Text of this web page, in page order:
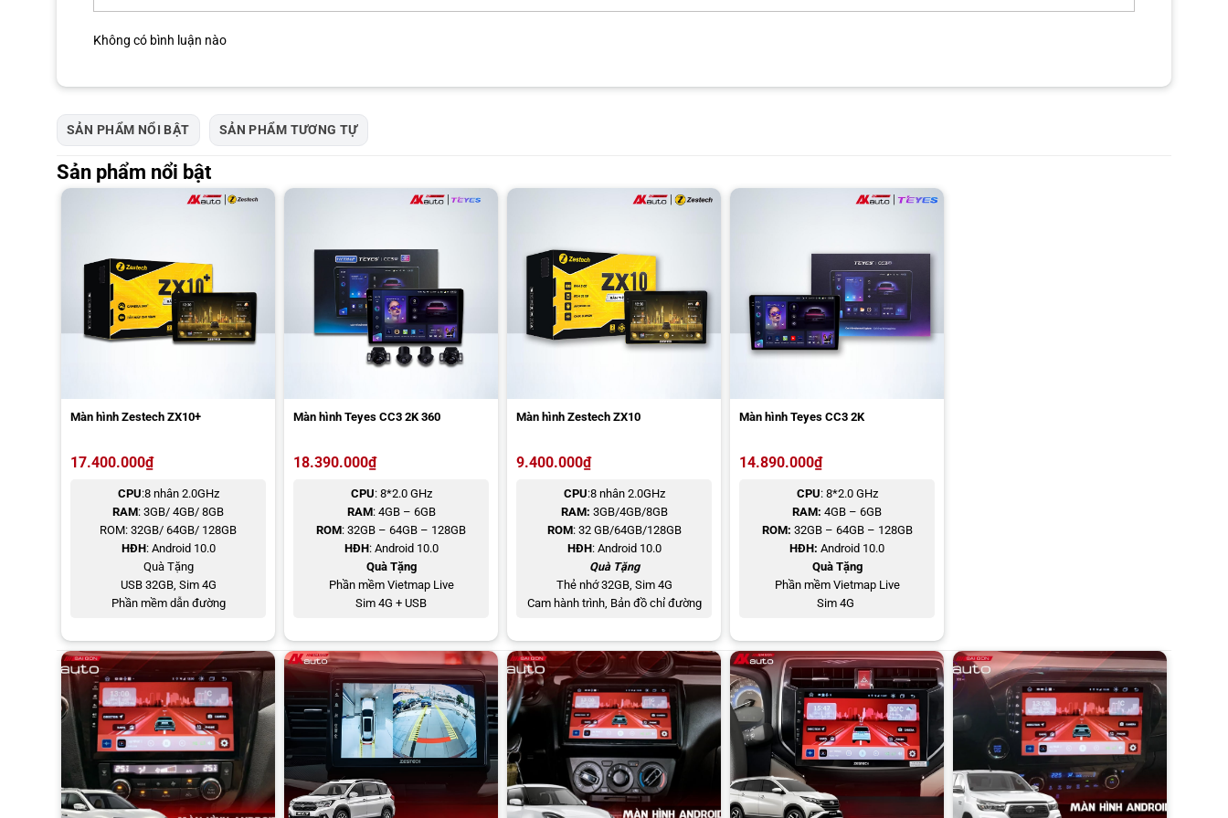
SẢN PHẨM NỔI BẬT SẢN PHẨM TƯƠNG TỰ
Sản phẩm nổi bật
Màn hình Zestech ZX10+
17.400.000₫
CPU:8 nhân 2.0GHz
RAM: 3GB/ 4GB/ 8GB
ROM: 32GB/ 64GB/ 128GB
HĐH: Android 10.0
Quà Tặng
USB 32GB, Sim 4G
Phần mềm dẫn đường
Màn hình Teyes CC3 2K 360
18.390.000₫
CPU: 8*2.0 GHz
RAM: 4GB – 6GB
ROM: 32GB – 64GB – 128GB
HĐH: Android 10.0
Quà Tặng
Phần mềm Vietmap Live
Sim 4G + USB
Màn hình Zestech ZX10
9.400.000₫
CPU:8 nhân 2.0GHz
RAM: 3GB/4GB/8GB
ROM: 32 GB/64GB/128GB
HĐH: Android 10.0
Quà Tặng
Thẻ nhớ 32GB, Sim 4G
Cam hành trình, Bản đồ chỉ đường
Màn hình Teyes CC3 2K
14.890.000₫
CPU: 8*2.0 GHz
RAM: 4GB – 6GB
ROM: 32GB – 64GB – 128GB
HĐH: Android 10.0
Quà Tặng
Phần mềm Vietmap Live
Sim 4G
Màn hình android ô tô Land Cruiser có thiết kế sang trọng
trải nghiệm mượt mà, nhạy bén cùng độ phân giải sắc nét, cho hình ảnh sống động, chân thực.
Tăng thẩm mỹ cho khoang xe
Không có bình luận nào